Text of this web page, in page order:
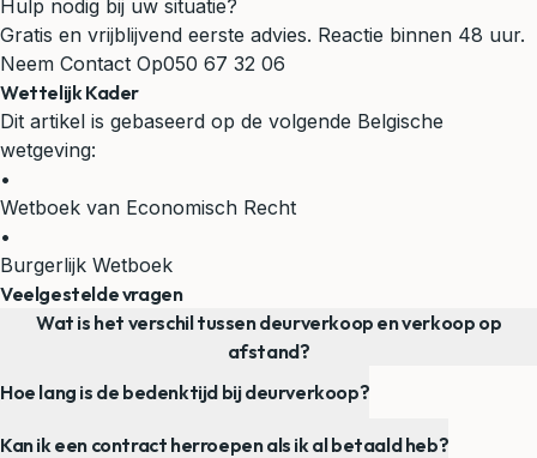
Hulp nodig bij uw situatie?
Gratis en vrijblijvend eerste advies. Reactie binnen 48 uur.
Neem Contact Op050 67 32 06
Wettelijk Kader
Dit artikel is gebaseerd op de volgende Belgische
wetgeving:
•
Wetboek van Economisch Recht
•
Burgerlijk Wetboek
Veelgestelde vragen
Wat is het verschil tussen deurverkoop en verkoop op
afstand?
Hoe lang is de bedenktijd bij deurverkoop?
Kan ik een contract herroepen als ik al betaald heb?